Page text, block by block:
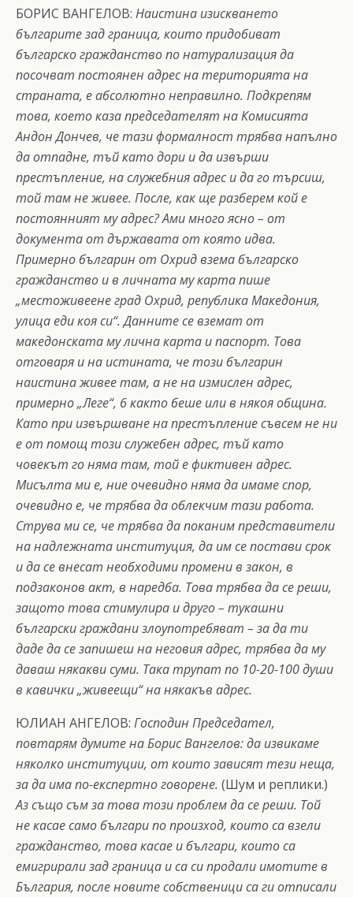
БОРИС ВАНГЕЛОВ: Наистина изискването
българите зад граница, които придобиват
българско гражданство по натурализация да
посочват постоянен адрес на територията на
страната, е абсолютно неправилно. Подкрепям
това, което каза председателят на Комисията
Андон Дончев, че тази формалност трябва напълно
да отпадне, тъй като дори и да извърши
престъпление, на служебния адрес и да го търсиш,
той там не живее. После, как ще разберем кой е
постоянният му адрес? Ами много ясно – от
документа от държавата от която идва.
Примерно българин от Охрид взема българско
гражданство и в личната му карта пише
„местоживеене град Охрид, република Македония,
улица еди коя си“. Данните се вземат от
македонската му лична карта и паспорт. Това
отговаря и на истината, че този българин
наистина живее там, а не на измислен адрес,
примерно „Леге“, 6 както беше или в някоя община.
Като при извършване на престъпление съвсем не ни
е от помощ този служебен адрес, тъй като
човекът го няма там, той е фиктивен адрес.
Мисълта ми е, ние очевидно няма да имаме спор,
очевидно е, че трябва да облекчим тази работа.
Струва ми се, че трябва да поканим представители
на надлежната институция, да им се постави срок
и да се внесат необходими промени в закон, в
подзаконов акт, в наредба. Това трябва да се реши,
защото това стимулира и друго – тукашни
български граждани злоупотребяват – за да ти
даде да се запишеш на неговия адрес, трябва да му
даваш някакви суми. Така трупат по 10-20-100 души
в кавички „живеещи“ на някакъв адрес.
ЮЛИАН АНГЕЛОВ: Господин Председател,
повтарям думите на Борис Вангелов: да извикаме
няколко институции, от които зависят тези неща,
за да има по-експертно говорене. (Шум и реплики.)
Аз също съм за това този проблем да се реши. Той
не касае само българи по произход, които са взели
гражданство, това касае и българи, които са
емигрирали зад граница и са си продали имотите в
България, после новите собственици са ги отписали